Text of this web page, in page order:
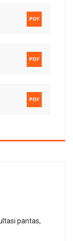
PDF
PDF
PDF
pantas,